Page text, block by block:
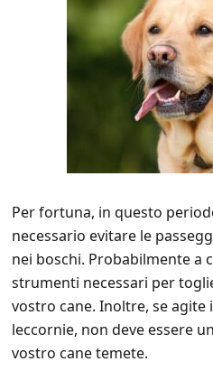
Per fortuna, in questo
necessario evitare le
nei boschi. Probabilmente a
strumenti necessari per
vostro cane. Inoltre, se
leccornie, non deve essere
vostro cane temete.